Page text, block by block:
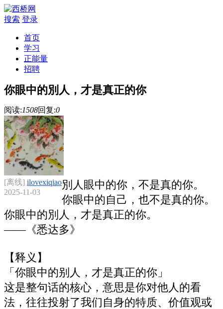
搜索 登录
首页
学习
正能量
招聘
你眼中的別人，才是真正的你
阅读:1508回复:0
[离线] ilovexiqiao
2025-11-03
別人眼中的你，不是真的你。
你眼中的自己，也不是真的你。
你眼中的別人，才是真正的你。
——《悉达多》
【释义】
「你眼中的别人，才是真正的你」
这是整句话的核心，意思是你对他人的看
法，往往投射了我们自身的特质、价值观或